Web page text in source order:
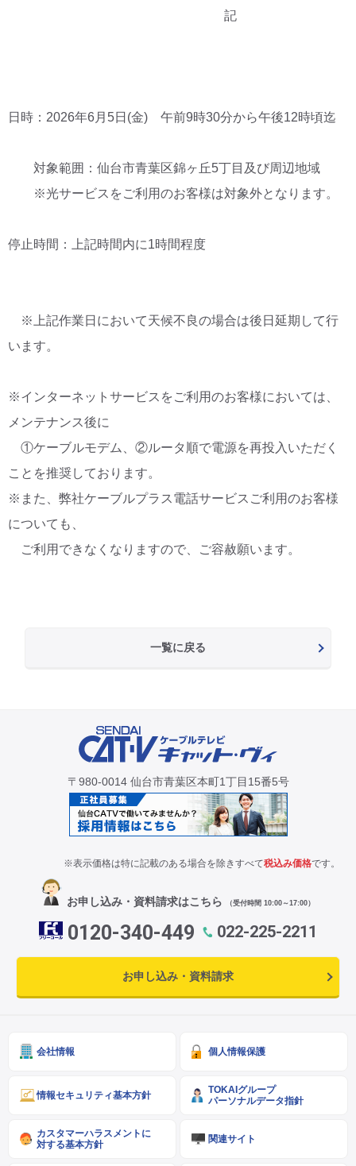
記
日時：2026年6月5日(金) 午前9時30分から午後12時頃迄
対象範囲：仙台市青葉区錦ヶ丘5丁目及び周辺地域
※光サービスをご利用のお客様は対象外となります。
停止時間：上記時間内に1時間程度
※上記作業日において天候不良の場合は後日延期して行
います。
※インターネットサービスをご利用のお客様においては、
メンテナンス後に
①ケーブルモデム、②ルータ順で電源を再投入いただく
ことを推奨しております。
※また、弊社ケーブルプラス電話サービスご利用のお客様
についても、
ご利用できなくなりますので、ご容赦願います。
一覧に戻る
〒980-0014 仙台市青葉区本町1丁目15番5号
※表示価格は特に記載のある場合を除きすべて税込み価格です。
お申し込み・資料請求はこちら （受付時間 10:00～17:00）
0120-340-449 022-225-2211
お申し込み・資料請求
会社情報 個人情報保護
情報セキュリティ基本方針
TOKAIグループ
パーソナルデータ指針
カスタマーハラスメントに
対する基本方針
関連サイト